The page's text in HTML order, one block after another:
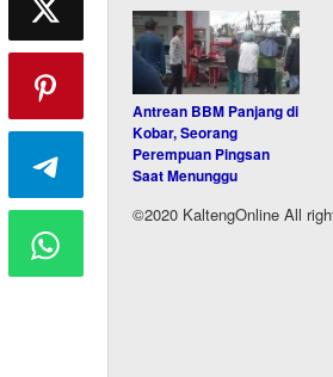
Antrean BBM Panjang di
Kobar, Seorang
Perempuan Pingsan
Saat Menunggu
©2020 KaltengOnline All